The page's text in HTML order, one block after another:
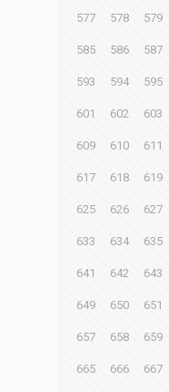
577 578 579
585 586 587
593 594 595
601 602 603
609 610 611
617 618 619
625 626 627
633 634 635
641 642 643
649 650 651
657 658 659
665 666 667